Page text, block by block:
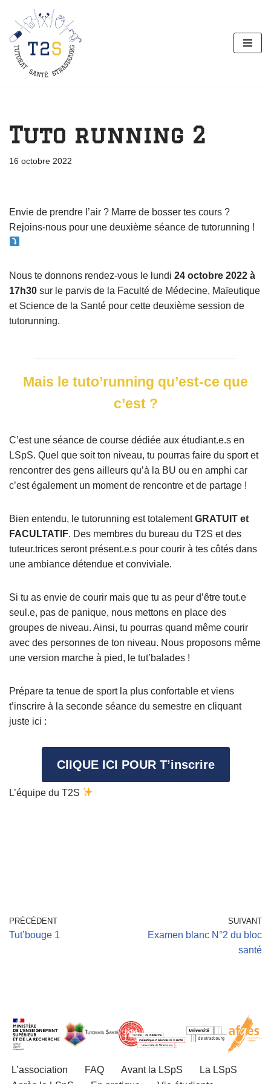
Aller
au
contenu
Tuto running 2
16 octobre 2022
Envie de prendre l’air ? Marre de bosser tes cours ?
Rejoins-nous pour une deuxième séance de tutorunning !
Nous te donnons rendez-vous le lundi 24 octobre 2022 à
17h30 sur le parvis de la Faculté de Médecine, Maïeutique
et Science de la Santé pour cette deuxième session de
tutorunning.
Mais le tuto’running qu’est-ce que
c’est ?
C’est une séance de course dédiée aux étudiant.e.s en
LSpS. Quel que soit ton niveau, tu pourras faire du sport et
rencontrer des gens ailleurs qu’à la BU ou en amphi car
c’est également un moment de rencontre et de partage !
Bien entendu, le tutorunning est totalementGRATUIT et
FACULTATIF. Des membres du bureau du T2S et des
tuteur.trices seront présent.e.s pour courir à tes côtés dans
une ambiance détendue et conviviale.
Si tu as envie de courir mais que tu as peur d’être tout.e
seul.e, pas de panique, nous mettons en place des
groupes de niveau. Ainsi, tu pourras quand même courir
avec des personnes de ton niveau. Nous proposons même
une version marche à pied, le tut’balades !
Prépare ta tenue de sport la plus confortable et viens
t’inscrire à la seconde séance du semestre en cliquant
juste ici :
ClIQUE ICI POUR T’inscrire
L’équipe du T2S
PRÉCÉDENT
Tut’bouge 1
SUIVANT
Examen blanc N°2 du bloc
santé
L’association FAQ Avant la LSpS
La LSpS